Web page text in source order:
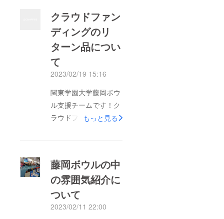
いました！正直目標金
額を達成するのは難し
いかもしれません。で
すが、これからもこの
活動をより多くの方に
協力のほど宜しくお願
い致します！
クラウドファン
ディングのリ
ターン品につい
て
2023/02/19 15:16
関東学園大学藤岡ボウ
ル支援チームです！ク
ラウドファンディング
についてです。藤岡ボ
ウルによく通うファン
の方が多く投げれるよ
うにという思いから設
もっと見る
藤岡ボウルの中
の雰囲気紹介に
ついて
2023/02/11 22:00